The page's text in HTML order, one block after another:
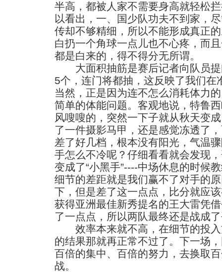
半高，都被人家不需要身高就轻松
以看出，一、国少队功夫不到家，
传却不够精细，所以不能形成真正
白扔一个角球一点儿也不心疼，而
都是白来的，得不得分无所谓。
大面积抽筋是赛后记者向队员提
5个，连门将都抽，这反映了我们在
当然，正是因为连不怎么消耗体力
简单的体能问题。客观地说，特鲁
风嗖嗖的，突然一下子就从秋天变
了一件摄影马甲，还是感觉冻透了
差了好几档，根本没有阳光，气温
手怎么不冷呢？仔细看看就会发现
变成了“小黑手”----中场休息的时候
细节的差距就是我们赢不了对手的
下，但是差了这一点点，比分就应
获得亚洲最佳新秀提名的王大雷凭
了一点点，所以两队最终还是战成
效率本来就不高，在细节的投入
的结果那就再正常不过了。下一场
百倍的集中、百倍的努力，去换取
战。